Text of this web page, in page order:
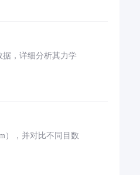
据，详细分析其力学
），并对比不同目数